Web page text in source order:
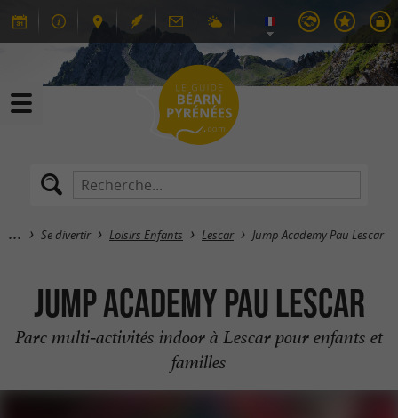
Se divertir Loisirs Enfants Lescar Jump Academy Pau Lescar
Jump Academy Pau Lescar
Parc multi‑activités indoor à Lescar pour enfants et
familles